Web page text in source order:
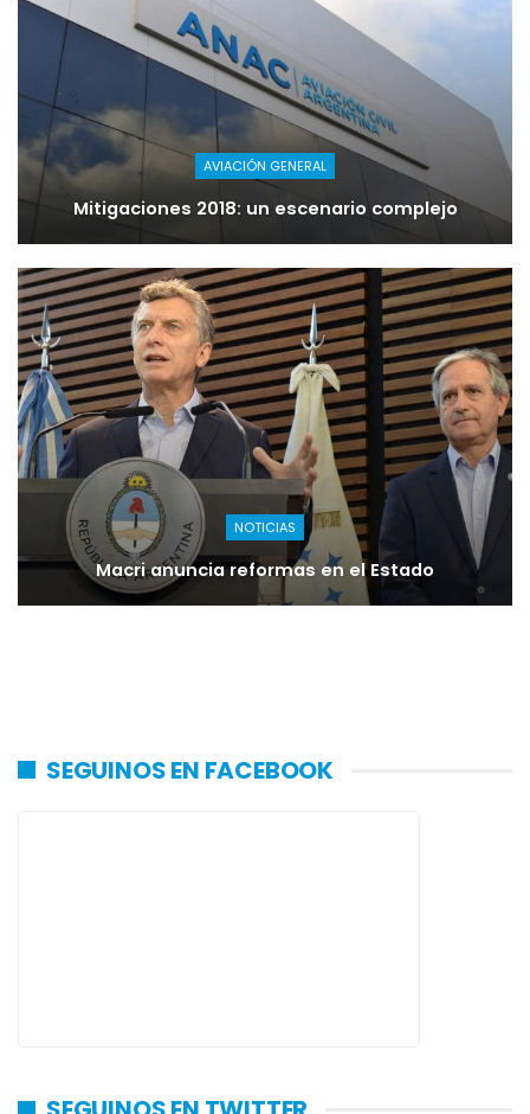
AVIACIÓN GENERAL
Mitigaciones 2018: un escenario complejo
NOTICIAS
Macri anuncia reformas en el Estado
SEGUINOS EN FACEBOOK